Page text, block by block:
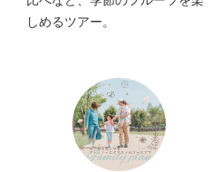
しめるツアー。